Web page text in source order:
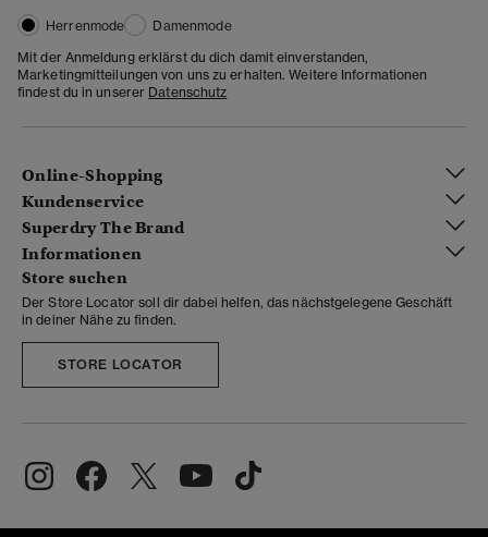
Herrenmode
Damenmode
Mit der Anmeldung erklärst du dich damit einverstanden,
Marketingmitteilungen von uns zu erhalten. Weitere Informationen
findest du in unserer Datenschutz
Online-Shopping
Kundenservice
Superdry The Brand
Informationen
Store suchen
Der Store Locator soll dir dabei helfen, das nächstgelegene Geschäft
in deiner Nähe zu finden.
STORE LOCATOR